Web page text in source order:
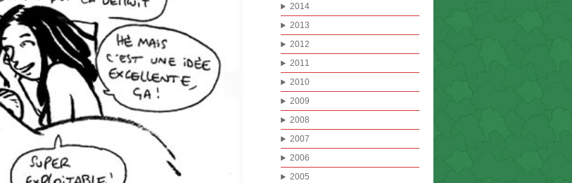
2014
2013
2012
2011
2010
2009
2008
2007
2006
2005